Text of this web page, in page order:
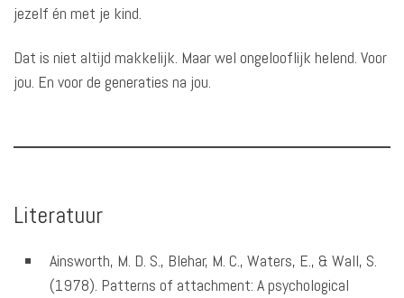
jezelf én met je kind.
Dat is niet altijd makkelijk. Maar wel ongelooflijk helend. Voor
jou. En voor de generaties na jou.
Literatuur
Ainsworth, M. D. S., Blehar, M. C., Waters, E., & Wall, S.
(1978). Patterns of attachment: A psychological